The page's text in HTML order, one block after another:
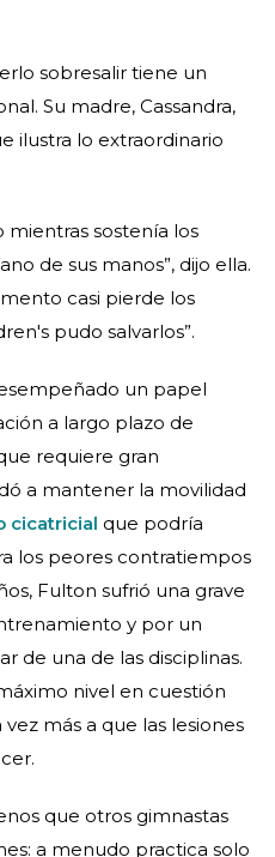
sobresalir tiene un
Su madre, Cassandra,
ilustra lo extraordinario
mientras sostenía los
de sus manos”, dijo ella.
casi pierde los
pudo salvarlos”.
un papel
a largo plazo de
requiere gran
a mantener la movilidad
cicatricial que podría
los peores contratiempos
Fulton sufrió una grave
y por un
de una de las disciplinas.
nivel en cuestión
más a que las lesiones
que otros gimnastas
a menudo practica solo